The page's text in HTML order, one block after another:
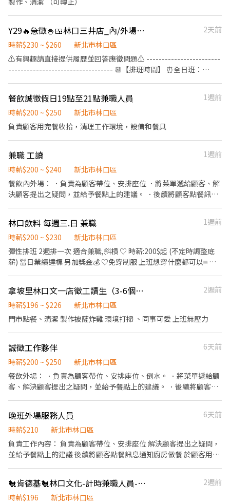
Y29🔥急徵🍚🍱林口三井店_內/外場計時人員【YAYOI彌生軒】
2天前
時薪$230 ~ $260
新北市林口區
⚠️有興趣請直接提供履歷並回答應徵問題⚠️ ------------------------
---------------------------------- 📆【排班時間】 ⏰全日班：
------------------------- 【工作內容】 💪🥤《外場服務》 1. 佈置及
清理餐桌、安排座位、為顧客帶位 2. 答覆有關餐飲問題，必要時提
供建議 3. 上水、上餐並提供有關用餐的服務 4. 收銀服務 5. 工作區域
清潔以及保養 4. 訂貨、庫存控管學習 -------------------------------
---------------------------- ⭕️歡迎對餐飲服務有高度的熱忱，態度
積極認真的在校生加入，配合各大專院校學期、學年實習業務，可
與學校簽訂相關合約。 ✅2026年1-2月、6-8月、12月期間限定特別
津貼！計時人員每小時薪資額外再加10元。 ✅每月工時達成獎勵，
總工時達100小時以上發放500元或達150小時以上者發放1,000元。
✅一天中能排班最少4小時、每周最少須提供16-20小時排班。兩周
餐飲誠徵假日19點至21點兼職人員
1週前
時薪$200 ~ $250
新北市林口區
負責顧客用完餐收拾，清理工作環境，設備和餐具
兼職 工讀
1週前
時薪$200 ~ $240
新北市林口區
餐飲內外場： ．負責為顧客帶位、安排座位 ．將菜單遞給顧客、解
決顧客提出之疑問，並給予餐點上的建議。 ．後續將顧客點餐訊息
務。 工作時間：早班晚班全班 都需輪班配合 工作環境單純 需勤快
認真 每日供餐 同事們都好相處 歡迎新同事來加入
林口飲料 每週三.日 兼職
1週前
時薪$200 ~ $230
新北市林口區
彈性排班 2週排一次 適合兼職,斜槓 ♡ ︎︎時薪:200$起 (不定時調整底
薪) 當日業績達標 另加獎金💰 ♡免穿制服 上班想穿什麼都可以ᵎᵎᵎᵎ ♡
公司提供車輛接送 不用擔心交通問題 ♡滿3個月的夥伴 享有生日禮
無需每日配合 選每週幾也可以喔 其餘地點,公司可安排車輛接送ت
桃園地區： 📍蘆竹區:|南崁夜市二’五’六| 📍大溪區:|大溪老街 四|
沙崙夜市 五‘日| 新竹地區： 東區：|後站夜市 二、五｜｜青草湖夜
市 三｜ 竹東鎮：｜竹東夜市 六｜ 竹北市：｜竹北夜市 六 、日｜ 苗
栗地區： 竹南區：｜竹南夜市 六｜ 後龍區：｜後龍夜市 日｜
拿坡里林口文一店徵工讀生（3-6個月也可以）
2週前
時薪$196 ~ $226
新北市林口區
門市點餐、清潔 製作披薩炸雞 環境打掃 、同事可愛 上班無壓力
誠徵工作夥伴
6天前
時薪$200 ~ $250
新北市林口區
餐飲外場： ．負責為顧客帶位、安排座位、倒水。 ．將菜單遞給顧
客、解決顧客提出之疑問，並給予餐點上的建議。 ．後續將顧客點
負責結帳、收銀等工作。 餐飲內場： ．擔任廚師的助手，處理烹飪
前與烹飪中之準備工作與其他餐廳相關事務。 ．負責洗、剝、削、
切各種食材。 ．負責清理工作環境、設備和餐具。 ．準備不同餐點
所需要的食材。 ．協助測量食材的容量與重量。 ．負責擺盤、打包
晚班外場服務人員
6天前
時薪$210
新北市林口區
負責工作內容： 負責為顧客帶位、安排座位 解決顧客提出之疑問，
並給予餐點上的建議 後續將顧客點餐訊息通知廚房做餐 於顧客用餐
🐔肯德基🐔林口文化-計時兼職人員-★彈性周排班★-"$196-240"
2週前
時薪$196
新北市林口區